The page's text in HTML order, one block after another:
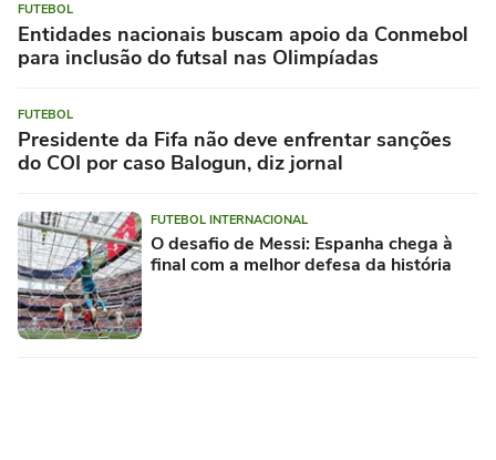
FUTEBOL
Entidades nacionais buscam apoio da Conmebol
para inclusão do futsal nas Olimpíadas
FUTEBOL
Presidente da Fifa não deve enfrentar sanções
do COI por caso Balogun, diz jornal
FUTEBOL INTERNACIONAL
O desafio de Messi: Espanha chega à
final com a melhor defesa da história